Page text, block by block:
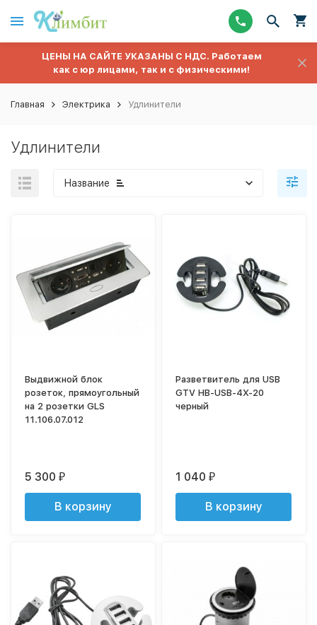
ЦЕНЫ НА САЙТЕ УКАЗАНЫ С НДС. Работаем
как с юр лицами, так и с физическими!
Главная Электрика Удлинители
Удлинители
Название
Выдвижной блок
розеток, прямоугольный
на 2 розетки GLS
11.106.07.012
5 300₽
В корзину
Разветвитель для USB
GTV HB-USB-4X-20
черный
1 040₽
В корзину